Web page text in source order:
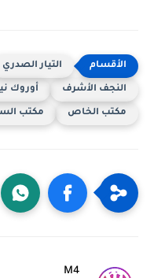
التيار الصدري
النجف الأشرف أوروك
مكتب الخاص مكتب
M4